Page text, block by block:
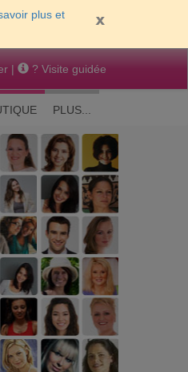
plus et
| ? Visite guidée
PLUS...